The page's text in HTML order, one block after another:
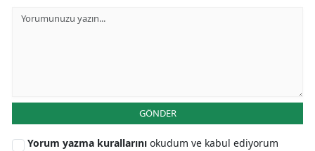
GÖNDER
Yorum yazma kurallarını okudum ve kabul ediyorum